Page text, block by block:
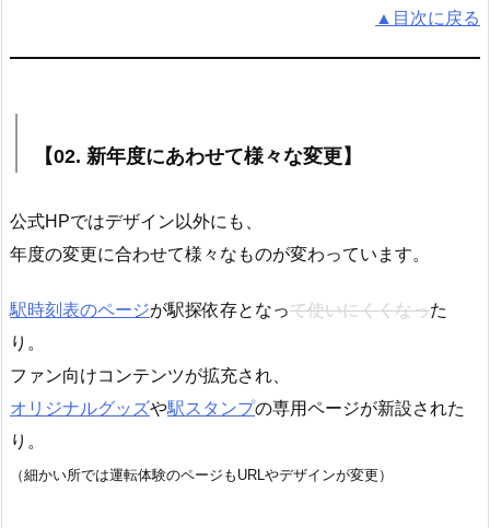
▲目次に戻る
【02. 新年度にあわせて様々な変更】
公式HPではデザイン以外にも、
年度の変更に合わせて様々なものが変わっています。
駅時刻表のページが駅探依存となって使いにくくなった
り。
ファン向けコンテンツが拡充され、
オリジナルグッズや駅スタンプの専用ページが新設された
り。
（細かい所では運転体験のページもURLやデザインが変更）